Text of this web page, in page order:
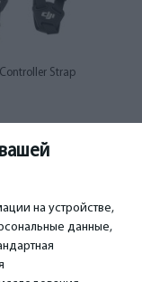
на устройстве,
данные,
Strap
18 19